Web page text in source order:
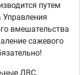
путем
вмешательства
сажевого
ДВС,